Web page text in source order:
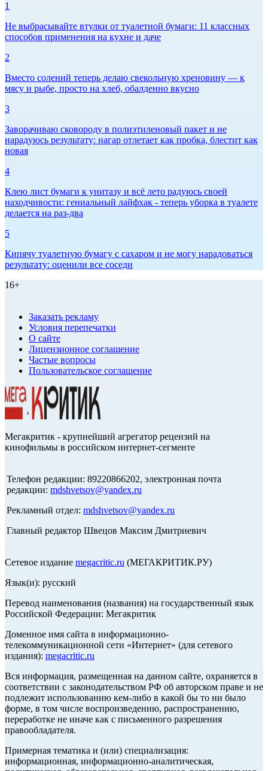
1
Не выбрасывайте втулки от туалетной бумаги: 11 классных
способов применения на кухне и даче
2
Вместо солений теперь делаю свекольную хреновину — к
мясу и рыбе, просто на хлеб, обалденно вкусно
3
Заворачиваю сковороду в полиэтиленовый пакет и не
нарадуюсь результату: нагар отлетает как пробка, блестит как
новая
4
Клею лист бумаги к унитазу и всё лето радуюсь своей
находчивости: гениальный лайфхак - теперь уборка в туалете
делается на раз-два
5
Кипячу туалетную бумагу с сахаром и не могу нарадоваться
результату: оценили все соседи
16+
Заказать рекламу
Условия перепечатки
О сайте
Лицензионное соглашение
Частые вопросы
Пользовательское соглашение
Мегакритик - крупнейший агрегатор рецензий на
кинофильмы в российском интернет-сегменте
Телефон редакции: 89220866202, электронная почта
редакции: mdshvetsov@yandex.ru
Рекламный отдел: mdshvetsov@yandex.ru
Главный редактор Швецов Максим Дмитриевич
Сетевое издание megacritic.ru (МЕГАКРИТИК.РУ)
Язык(и): русский
Перевод наименования (названия) на государственный язык
Российской Федерации: Мегакритик
Доменное имя сайта в информационно-
телекоммуникационной сети «Интернет» (для сетевого
издания): megacritic.ru
Вся информация, размещенная на данном сайте, охраняется в
соответствии с законодательством РФ об авторском праве и не
подлежит использованию кем-либо в какой бы то ни было
форме, в том числе воспроизведению, распространению,
переработке не иначе как с письменного разрешения
правообладателя.
Примерная тематика и (или) специализация:
информационная, информационно-аналитическая,